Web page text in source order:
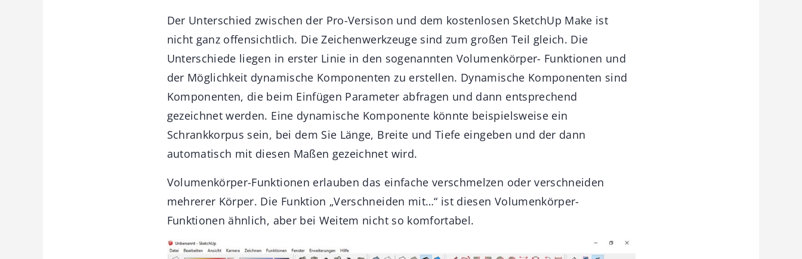
Der Unterschied zwischen der Pro-Versison und dem kostenlosen SketchUp Make ist
nicht ganz offensichtlich. Die Zeichenwerkzeuge sind zum großen Teil gleich. Die
Unterschiede liegen in erster Linie in den sogenannten Volumenkörper- Funktionen und
der Möglichkeit dynamische Komponenten zu erstellen. Dynamische Komponenten sind
Komponenten, die beim Einfügen Parameter abfragen und dann entsprechend
gezeichnet werden. Eine dynamische Komponente könnte beispielsweise ein
Schrankkorpus sein, bei dem Sie Länge, Breite und Tiefe eingeben und der dann
automatisch mit diesen Maßen gezeichnet wird.
Volumenkörper-Funktionen erlauben das einfache verschmelzen oder verschneiden
mehrerer Körper. Die Funktion „Verschneiden mit…“ ist diesen Volumenkörper-
Funktionen ähnlich, aber bei Weitem nicht so komfortabel.